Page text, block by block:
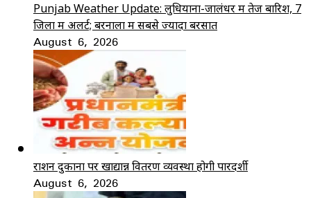
Punjab Weather Update: लुधियाना-जालंधर में तेज बारिश, 7
जिलों में अलर्ट; बरनाला में सबसे ज्यादा बरसात
August 6, 2026
राशन दुकानों पर खाद्यान्न वितरण व्यवस्था होगी पारदर्शी
August 6, 2026